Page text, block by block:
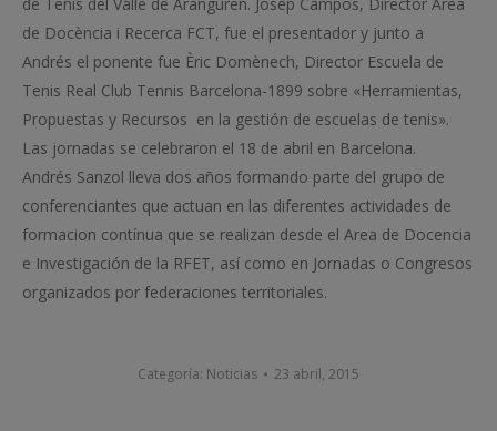
de Docència i Recerca FCT, fue el presentador y junto a
Andrés el ponente fue Èric Domènech, Director Escuela de
Tenis Real Club Tennis Barcelona-1899 sobre «Herramientas,
Propuestas y Recursos en la gestión de escuelas de tenis».
Las jornadas se celebraron el 18 de abril en Barcelona.
Andrés Sanzol lleva dos años formando parte del grupo de
conferenciantes que actuan en las diferentes actividades de
formacion contínua que se realizan desde el Area de Docencia
e Investigación de la RFET, así como en Jornadas o Congresos
organizados por federaciones territoriales.
Categoría: Noticias 23 abril, 2015